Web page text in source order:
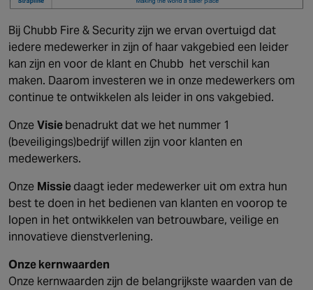
Bij Chubb Fire & Security zijn we ervan overtuigd dat
iedere medewerker in zijn of haar vakgebied een leider
kan zijn en voor de klant en Chubb het verschil kan
maken. Daarom investeren we in onze medewerkers om
continue te ontwikkelen als leider in ons vakgebied.
OnzeVisiebenadrukt dat we het nummer 1
(beveiligings)bedrijf willen zijn voor klanten en
medewerkers.
Onze Missiedaagt ieder medewerker uit om extra hun
best te doen in het bedienen van klanten en voorop te
lopen in het ontwikkelen van betrouwbare, veilige en
innovatieve dienstverlening.
Onze kernwaarden
Onze kernwaarden zijn de belangrijkste waarden van de